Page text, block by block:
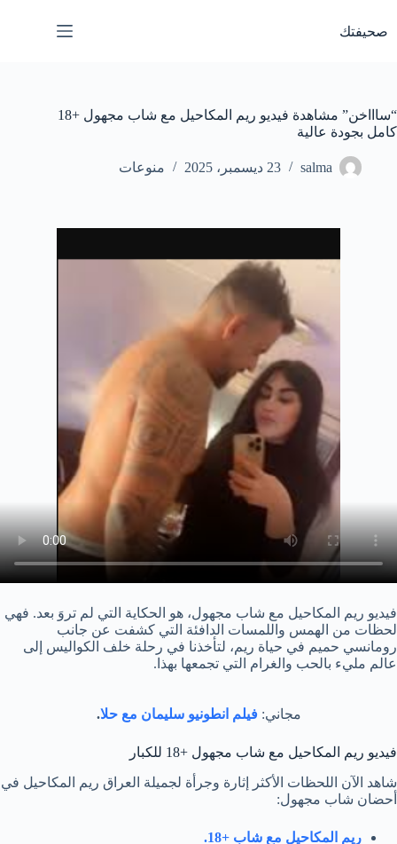
المحتوى
صحيفتك
“ساااخن” مشاهدة فيديو ريم المكاحيل مع شاب مجهول +18
كامل بجودة عالية
salma 23 ديسمبر، 2025 منوعات
فيديو ريم المكاحيل مع شاب مجهول، هو الحكاية التي لم تروَ بعد. فهي
لحظات من الهمس واللمسات الدافئة التي كشفت عن جانب
رومانسي حميم في حياة ريم، لتأخذنا في رحلة خلف الكواليس إلى
عالم مليء بالحب والغرام التي تجمعها بهذا.
مجاني:فيلم انطونيو سليمان مع حلا.
فيديو ريم المكاحيل مع شاب مجهول +18 للكبار
شاهد الآن اللحظات الأكثر إثارة وجرأة لجميلة العراق ريم المكاحيل في
أحضان شاب مجهول:
ريم المكاحيل مع شاب +18.